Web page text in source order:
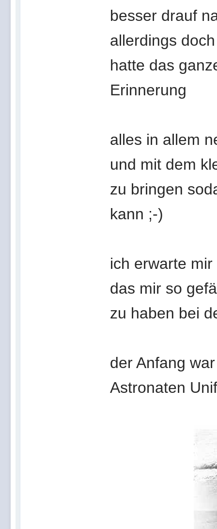
besser drauf
allerdings
hatte das
Erinnerung
alles in allem
und mit dem
zu bringen
kann ;-)
ich erwarte
das mir so
zu haben bei
der Anfang
Astronaten